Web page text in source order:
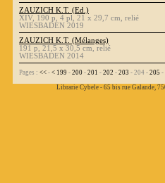
ZAUZICH K.T. (Ed.)
XIV, 190 p, 4 pl, 21 x 29,7 cm, relié
WIESBADEN 2019
ZAUZICH K.T. (Mélanges)
191 p, 21,5 x 30,5 cm, relié
WIESBADEN 2014
Pages : << - < 199 - 200 - 201 - 202 - 203 - 204 - 205 -
Librarie Cybele - 65 bis rue Galande,